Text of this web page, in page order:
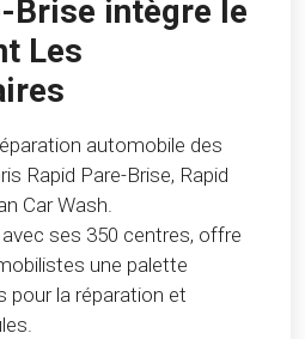
Brise intègre le
Les
automobile des
Rapid Pare-Brise, Rapid
Car Wash.
ses 350 centres, offre
une palette
pour la réparation et